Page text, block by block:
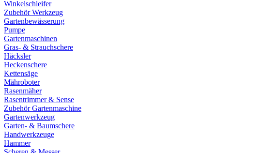
Winkelschleifer
Zubehör Werkzeug
Gartenbewässerung
Pumpe
Gartenmaschinen
Gras- & Strauchschere
Häcksler
Heckenschere
Kettensäge
Mähroboter
Rasenmäher
Rasentrimmer & Sense
Zubehör Gartenmaschine
Gartenwerkzeug
Garten- & Baumschere
Handwerkzeuge
Hammer